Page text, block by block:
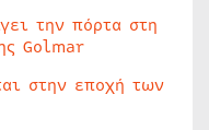
την πόρτα στη
Golmar
στην εποχή των